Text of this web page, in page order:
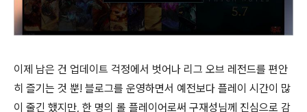
이제 남은 건 업데이트 걱정에서 벗어나 리그 오브 레전드를 편안
히 즐기는 것 뿐! 블로그를 운영하면서 예전보다 플레이 시간이 많
이 줄긴 했지만, 한 명의 롤 플레이어로써 구재성님께 진심으로 감